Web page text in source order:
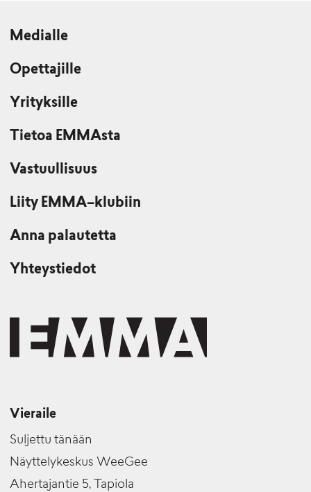
Medialle
Opettajille
Yrityksille
Tietoa EMMAsta
Vastuullisuus
Liity EMMA–klubiin
Anna palautetta
Yhteystiedot
Vieraile
Suljettu tänään
Näyttelykeskus WeeGee
Ahertajantie 5, Tapiola